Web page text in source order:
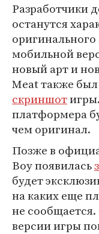
Разработчики
останутся
мобильной
новый арт и
Meat также
скриншот
платформера
чем оригинал.
Позже в
Boy появилась
будет
на каких еще
не
версии игры